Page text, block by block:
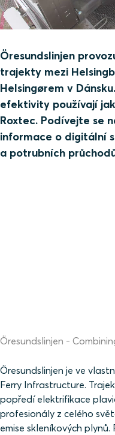
Öresundslinjen
trajekty mezi
Helsingørem v
efektivity používají
Roxtec. Podívejte se
informace o digitální
a potrubních
Öresundslinjen -
Öresundslinjen je ve
Ferry Infrastructure.
popředí elektrifikace
profesionály z celého
emise skleníkových